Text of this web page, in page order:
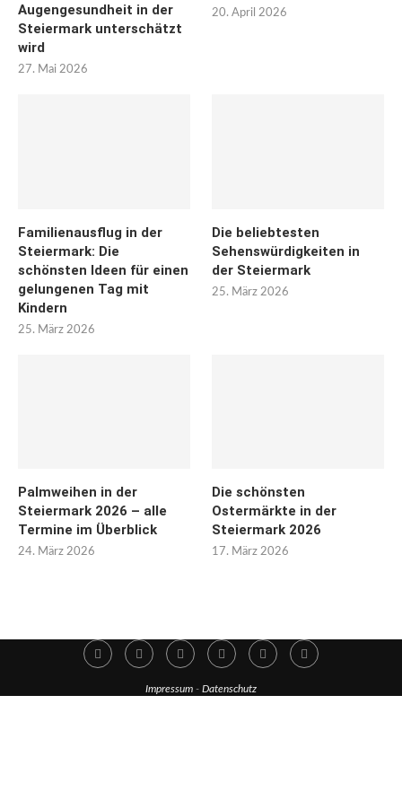
Augengesundheit in der
Steiermark unterschätzt
wird
27. Mai 2026
20. April 2026
Familienausflug in der
Steiermark: Die
schönsten Ideen für einen
gelungenen Tag mit
Kindern
25. März 2026
Die beliebtesten
Sehenswürdigkeiten in
der Steiermark
25. März 2026
Palmweihen in der
Steiermark 2026 – alle
Termine im Überblick
24. März 2026
Die schönsten
Ostermärkte in der
Steiermark 2026
17. März 2026
Impressum - Datenschutz